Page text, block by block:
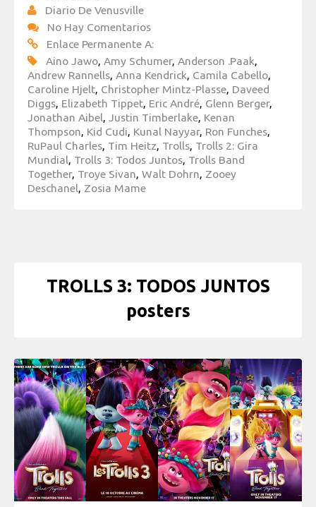
Diario De Venusville
No Hay Comentarios
Enlace Permanente A:
Aino Jawo, Amy Schumer, Anderson .Paak,
Andrew Rannells, Anna Kendrick, Camila Cabello,
Caroline Hjelt, Christopher Mintz-Plasse, Daveed
Diggs, Elizabeth Tippet, Eric André, Glenn Berger,
Jonathan Aibel, Justin Timberlake, Kenan
Thompson, Kid Cudi, Kunal Nayyar, Ron Funches,
RuPaul Charles, Tim Heitz, Trolls, Trolls 2: Gira
Mundial, Trolls 3: Todos Juntos, Trolls Band
Together, Troye Sivan, Walt Dohrn, Zooey
Deschanel, Zosia Mame
TROLLS 3: TODOS JUNTOS
posters